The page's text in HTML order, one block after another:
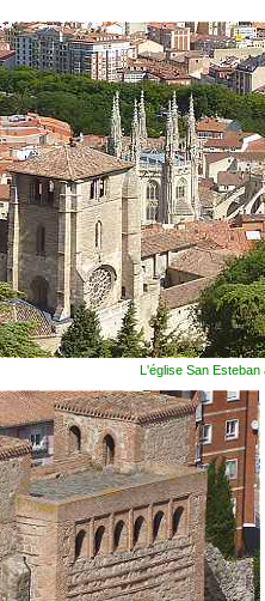
L'église San